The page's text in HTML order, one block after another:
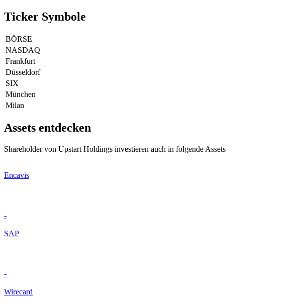
Ticker Symbole
BÖRSE
NASDAQ
Frankfurt
Düsseldorf
SIX
München
Milan
Assets entdecken
Shareholder von Upstart Holdings investieren auch in folgende Assets
Encavis
-
SAP
-
Wirecard